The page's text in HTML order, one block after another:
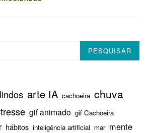
PESQUISAR
arte IA cachoeira chuva
gif animado gif Cachoeira
hábitos inteligência artificial mar mente